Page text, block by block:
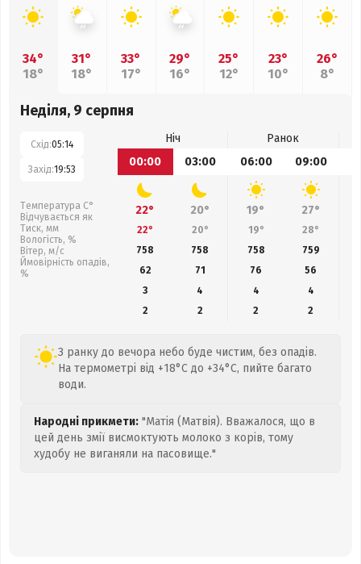
34°
18°
31°
18°
33°
17°
29°
16°
25°
12°
23°
10°
26°
8°
Неділя, 9 серпня
Схід:05:14
Захід:19:53
Температура С°
Відчувається як
Тиск, мм
Вологість, %
Вітер, м/с
Ймовірність опадів,
%
Ніч
Ранок
00:00
03:00 06:00 09:00
22° 20° 19° 27°
22° 20° 19° 28°
758
758 758 759
62
71 76 56
3
4 4
4
2
2 2 2
З ранку до вечора небо буде чистим, без опадів.
На термометрі від +18°C до +34°C, пийте багато
води.
Народні прикмети: "Матія (Матвія). Вважалося, що в
цей день змії висмоктують молоко з корів, тому
худобу не виганяли на пасовище."